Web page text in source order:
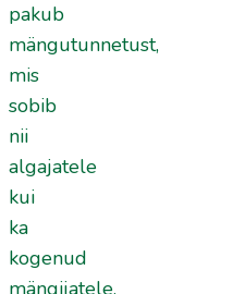
pakub
mängutunnetust,
mis
sobib
nii
algajatele
kui
ka
kogenud